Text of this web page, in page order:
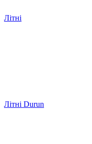
Літні
Літні Durun